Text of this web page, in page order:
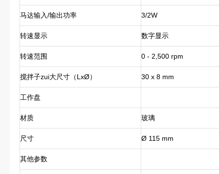
马达输入/输出功率 3/2W
转速显示 数字显示
转速范围 0 - 2,500 rpm
搅拌子zui大尺寸（LxØ） 30 x 8 mm
工作盘
材质 玻璃
尺寸 Ø 115 mm
其他参数